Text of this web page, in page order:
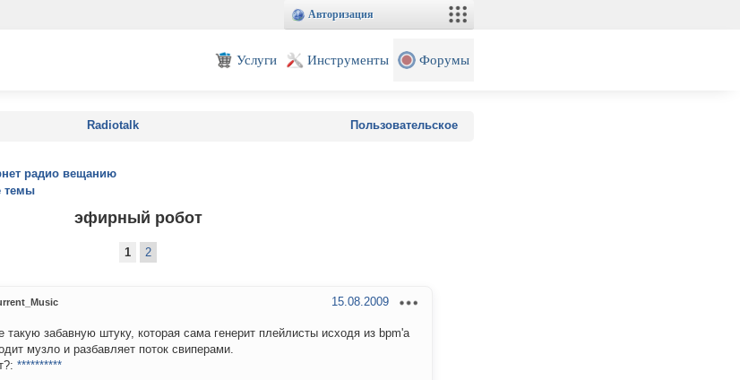
Авторизация
Услуги Инструменты Форумы
Radiotalk Пользовательское
радио вещанию
темы
эфирный робот
1 2
15.08.2009
такую забавную штуку, которая сама генерит плейлисты исходя из bpm'а
музло и разбавляет поток свиперами.
**********